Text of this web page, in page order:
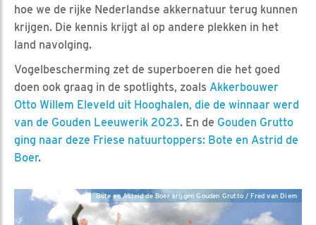
hoe we de rijke Nederlandse akkernatuur terug kunnen
krijgen. Die kennis krijgt al op andere plekken in het
land navolging.
Vogelbescherming zet de superboeren die het goed
doen ook graag in de spotlights, zoals Akkerbouwer
Otto Willem Eleveld uit Hooghalen, die de winnaar werd
van de Gouden Leeuwerik 2023. En de Gouden Grutto
ging naar deze Friese natuurtoppers: Bote en Astrid de
Boer.
Bote en Astrid de Boer krijgen Gouden Grutto / Fred van Diem